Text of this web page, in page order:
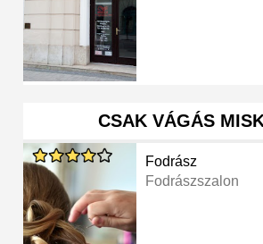
CSAK VÁGÁS
Fodrász
Fodrászszalon